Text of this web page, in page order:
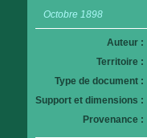
Octobre 1898
Auteur :
Territoire :
Type de document :
Support et dimensions :
Provenance :